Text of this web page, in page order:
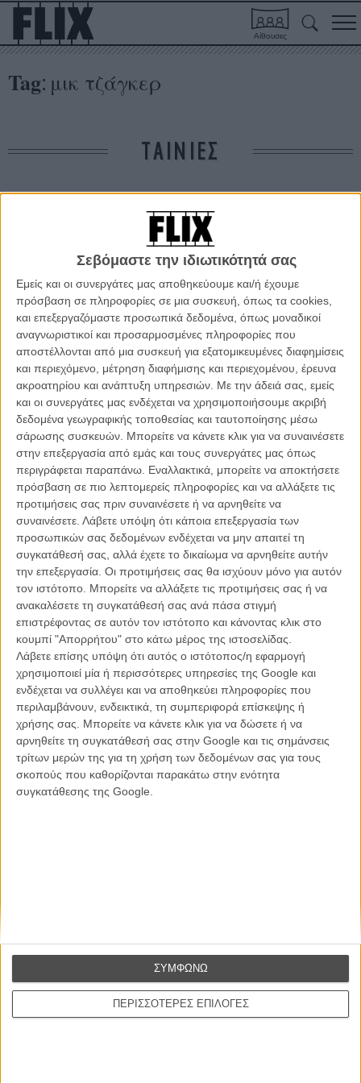
Σεβόμαστε την ιδιωτικότητά σας
Εμείς και οι συνεργάτες μας αποθηκεύουμε και/ή έχουμε
πρόσβαση σε πληροφορίες σε μια συσκευή, όπως τα cookies,
και επεξεργαζόμαστε προσωπικά δεδομένα, όπως μοναδικοί
αναγνωριστικοί και προσαρμοσμένες πληροφορίες που
αποστέλλονται από μια συσκευή για εξατομικευμένες διαφημίσεις
και περιεχόμενο, μέτρηση διαφήμισης και περιεχομένου, έρευνα
ακροατηρίου και ανάπτυξη υπηρεσιών. Με την άδειά σας, εμείς
και οι συνεργάτες μας ενδέχεται να χρησιμοποιήσουμε ακριβή
δεδομένα γεωγραφικής τοποθεσίας και ταυτοποίησης μέσω
σάρωσης συσκευών. Μπορείτε να κάνετε κλικ για να συναινέσετε
στην επεξεργασία από εμάς και τους συνεργάτες μας όπως
περιγράφεται παραπάνω. Εναλλακτικά, μπορείτε να αποκτήσετε
πρόσβαση σε πιο λεπτομερείς πληροφορίες και να αλλάξετε τις
προτιμήσεις σας πριν συναινέσετε ή να αρνηθείτε να
συναινέσετε. Λάβετε υπόψη ότι κάποια επεξεργασία των
προσωπικών σας δεδομένων ενδέχεται να μην απαιτεί τη
συγκατάθεσή σας, αλλά έχετε το δικαίωμα να αρνηθείτε αυτήν
την επεξεργασία. Οι προτιμήσεις σας θα ισχύουν μόνο για αυτόν
τον ιστότοπο. Μπορείτε να αλλάξετε τις προτιμήσεις σας ή να
ανακαλέσετε τη συγκατάθεσή σας ανά πάσα στιγμή
επιστρέφοντας σε αυτόν τον ιστότοπο και κάνοντας κλικ στο
κουμπί "Απορρήτου" στο κάτω μέρος της ιστοσελίδας.
Λάβετε επίσης υπόψη ότι αυτός ο ιστότοπος/η εφαρμογή
χρησιμοποιεί μία ή περισσότερες υπηρεσίες της Google και
ενδέχεται να συλλέγει και να αποθηκεύει πληροφορίες που
περιλαμβάνουν, ενδεικτικά, τη συμπεριφορά επίσκεψης ή
χρήσης σας. Μπορείτε να κάνετε κλικ για να δώσετε ή να
αρνηθείτε τη συγκατάθεσή σας στην Google και τις σημάνσεις
τρίτων μερών της για τη χρήση των δεδομένων σας για τους
σκοπούς που καθορίζονται παρακάτω στην ενότητα
συγκατάθεσης της Google.
ΠΕΡΙΣΣΟΤΕΡΕΣ ΕΠΙΛΟΓΕΣ
ΣΥΜΦΩΝΩ
Αίθουσες
Tag: μικ τζάγκερ
ΤΑΙΝΙΕΣ
Δε βρέθηκαν σχετικές κριτικές ταινιών.
ΑΡΘΡΑ
Το HBO δίνει πράσινο φως στο rock’n’roll έπος των
Μάρτιν Σκορσέζε και Μικ Τζάγκερ
ΝΕΑ /03 ΔΕΚ 2014/ Λήδα Γαλανού
Βιμ Βέντερς
Συνέντευξη
Η επιτυχία είναι υπερτιμημένη. Δεν σε κάνει
καλύτερο, δεν σε πάει πουθενά η επιτυχία. Είναι
απλώς ένα ωραίο, ανεβαστικό, επιφανειακό
συναίσθημα.»
CONNECT
Εγγράψου στο εβδομαδιαίο newsletter μας.
Θέλω να λαμβάνω τα newsletter σας.